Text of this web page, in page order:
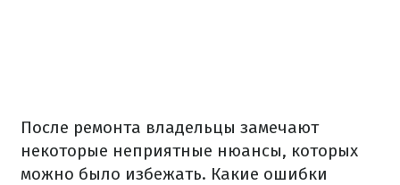
После ремонта владельцы замечают
некоторые неприятные нюансы, которых
можно было избежать. Какие ошибки